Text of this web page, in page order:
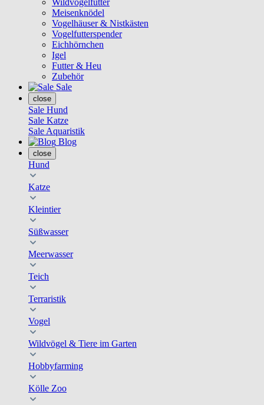
Wildvogelfutter
Meisenknödel
Vogelhäuser & Nistkästen
Vogelfutterspender
Eichhörnchen
Igel
Futter & Heu
Zubehör
Sale
close
Sale Hund
Sale Katze
Sale Aquaristik
Blog
close
Hund
Katze
Kleintier
Süßwasser
Meerwasser
Teich
Terraristik
Vogel
Wildvögel & Tiere im Garten
Hobbyfarming
Kölle Zoo